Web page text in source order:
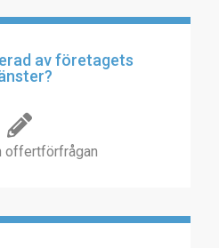
av företagets
offertförfrågan